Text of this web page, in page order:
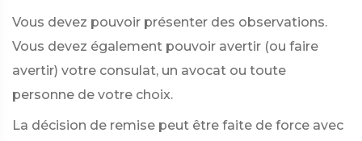
Vous devez pouvoir présenter des observations.
Vous devez également pouvoir avertir (ou faire
avertir) votre consulat, un avocat ou toute
personne de votre choix.
La décision de remise peut être faite de force avec